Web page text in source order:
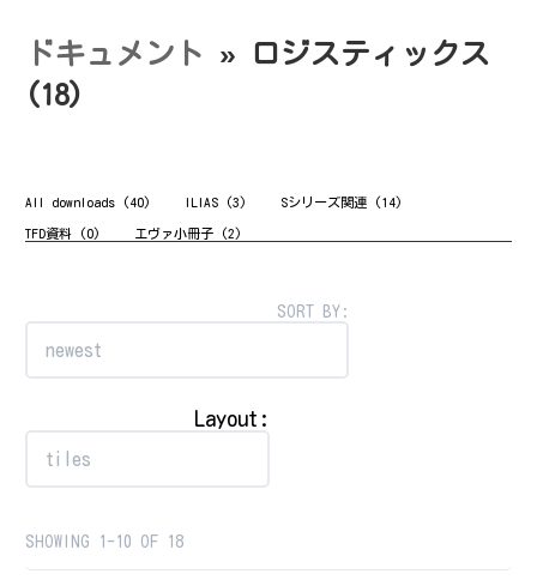
ドキュメント
» ロジスティックス
(18)
All downloads (40) ILIAS (3) Sシリーズ関連 (14)
TFD資料 (0) エヴァ小冊子 (2)
SORT BY:
Layout:
SHOWING 1-10 OF 18